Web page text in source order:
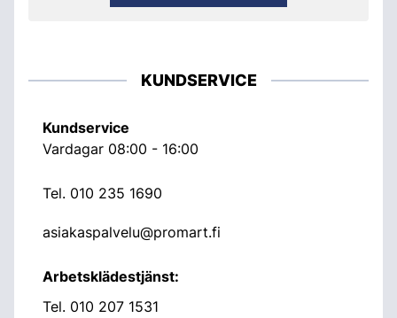
KUNDSERVICE
Kundservice
Vardagar 08:00 - 16:00
Tel. 010 235 1690
asiakaspalvelu@promart.fi
Arbetsklädestjänst:
Tel. 010 207 1531